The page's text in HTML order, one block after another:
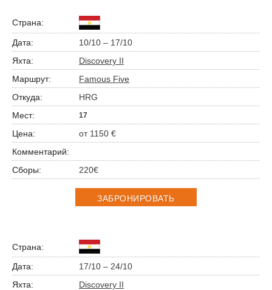
10/10 – 17/10
Discovery II
Famous Five
HRG
17
от 1150 €
220€
ЗАБРОНИРОВАТЬ
17/10 – 24/10
Discovery II